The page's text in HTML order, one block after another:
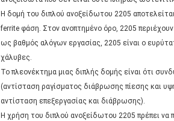
Η δομή του διπλού ανοξείδωτου 2205
ferrite φάση. Στον ανοπτημένο όρο, 2205
ως βαθμός αλόγων εργασίας, 2205 είναι ο
χάλυβες.
Το πλεονέκτημα μιας διπλής δομής είναι ότι
(αντίσταση ραγίσματος διάβρωσης πίεσης και
αντίσταση επεξεργασίας και διάβρωσης).
Η χρήση του διπλού ανοξείδωτου 2205 πρέπει να